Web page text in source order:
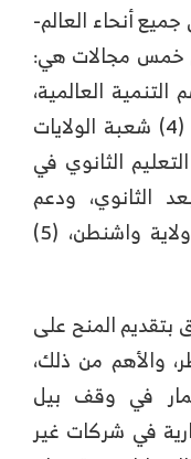
أنحاء العالم-
خمس مجالات هي:
العالمية، (2) قسم التنمية العالمية،
(3) قسم النمو والفرص العالمية، (4) شعبة الولايات
الثانوي في
الثانوي، ودعم
الأطفال والعائلات الضعيفة في ولاية واشنطن، (5)
المنح على
والأهم من ذلك،
في وقف بيل
في شركات غير